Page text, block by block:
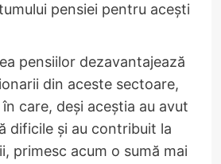
pensiei pentru acești
pensiilor dezavantajează
din aceste sectoare,
care, deși aceștia au avut
dificile și au contribuit la
primesc acum o sumă mai